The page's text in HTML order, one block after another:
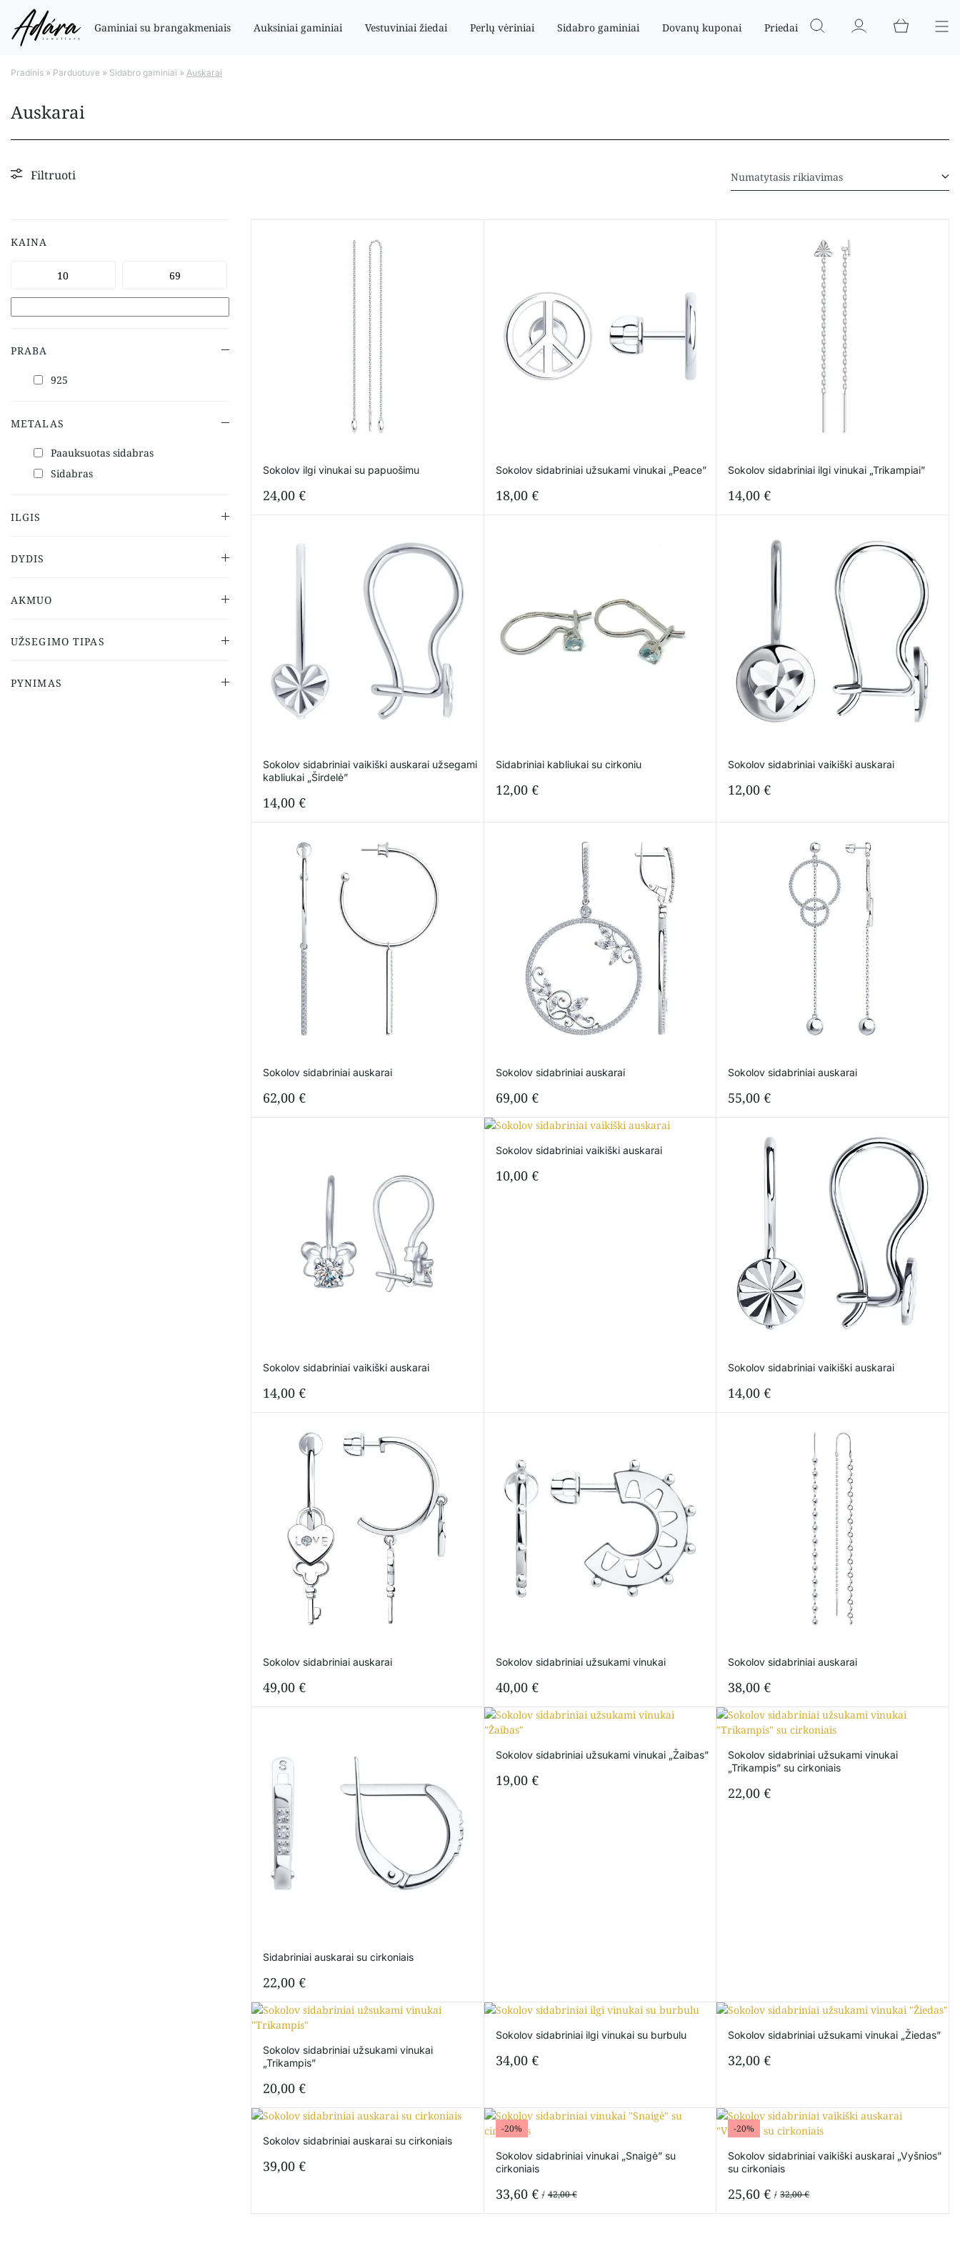
Gaminiai su brangakmeniais Auksiniai gaminiai Vestuviniai žiedai Perlų vėriniai Sidabro gaminiai Dovanų kuponai Priedai
Pradinis » Parduotuve » Sidabro gaminiai » Auskarai
Auskarai
Filtruoti
KAINA
PRABA
925
METALAS
Paauksuotas sidabras
Sidabras
ILGIS
DYDIS
AKMUO
UŽSEGIMO TIPAS
PYNIMAS
Sokolov ilgi vinukai su papuošimu
24,00 €
Sokolov sidabriniai užsukami vinukai „Peace”
18,00 €
Sokolov sidabriniai ilgi vinukai „Trikampiai”
14,00€
Sokolov sidabriniai vaikiški auskarai užsegami
kabliukai „Širdelė”
14,00 €
Sidabriniai kabliukai su cirkoniu
12,00 €
Sokolov sidabriniai vaikiški auskarai
12,00€
Sokolov sidabriniai auskarai
62,00 €
Sokolov sidabriniai auskarai
69,00 €
Sokolov sidabriniai auskarai
55,00€
Sokolov sidabriniai vaikiški auskarai
14,00 €
Sokolov sidabriniai vaikiški auskarai
10,00 €
Sokolov sidabriniai vaikiški auskarai
14,00€
Sokolov sidabriniai auskarai
49,00 €
Sokolov sidabriniai užsukami vinukai
40,00 €
Sokolov sidabriniai auskarai
38,00€
Sidabriniai auskarai su cirkoniais
22,00 €
Sokolov sidabriniai užsukami vinukai „Žaibas”
19,00 €
Sokolov sidabriniai užsukami vinukai
„Trikampis” su cirkoniais
22,00€
Sokolov sidabriniai užsukami vinukai
„Trikampis”
20,00 €
Sokolov sidabriniai ilgi vinukai su burbulu
34,00 €
Sokolov sidabriniai užsukami vinukai „Žiedas”
32,00€
Sokolov sidabriniai auskarai su cirkoniais
39,00 €
-20%
Sokolov sidabriniai vinukai „Snaigė” su
cirkoniais
42,00€
33,60 €
-20%
Sokolov sidabriniai vaikiški auskarai „Vyšnios”
su cirkoniais
32,00€
25,60€